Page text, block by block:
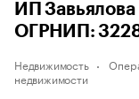
ИП
ОГРНИП:
Недвижимость
недвижимости